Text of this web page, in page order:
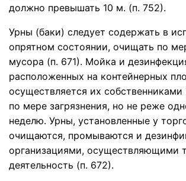
должно превышать 10 м. (п. 752).
Урны (баки) следует содержать в
опрятном состоянии, очищать по
мусора (п. 671). Мойка и
расположенных на контейнерных
осуществляется их собственниками
по мере загрязнения, но не реже
неделю. Урны, установленные у
очищаются, промываются и
организациями, осуществляющими
деятельность (п. 672).